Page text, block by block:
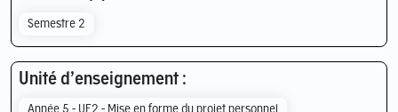
Semestre 2
Unité d’enseignement :
Année 5 - UE2 - Mise en forme du projet personnel